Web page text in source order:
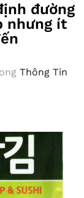
đường
nhưng ít
Thông Tin